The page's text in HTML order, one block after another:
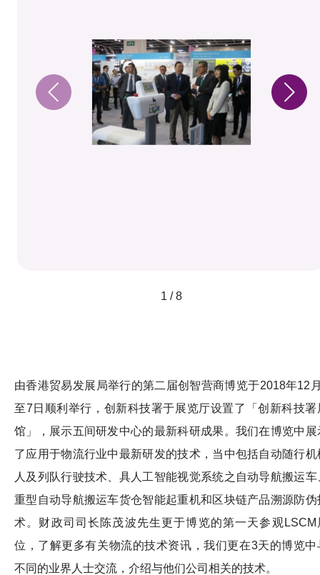
1 / 8
由香港贸易发展局举行的第二届创智营商博览于2018年12
至7日顺利举行，创新科技署于展览厅设置了「创新科技署
馆」，展示五间研发中心的最新科研成果。我们在博览中展
了应用于物流行业中最新研发的技术，当中包括自动随行机
人及列队行驶技术、具人工智能视觉系统之自动导航搬运车
重型自动导航搬运车货仓智能起重机和区块链产品溯源防伪
术。财政司司长陈茂波先生更于博览的第一天参观LSCM
位，了解更多有关物流的技术资讯，我们更在3天的博览中
不同的业界人士交流，介绍与他们公司相关的技术。